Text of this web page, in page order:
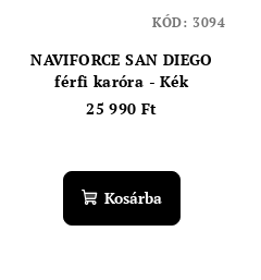
NAVIFORCE SAN DIEGO
férfi karóra - Kék
25 990 Ft
Kosárba
KÓD: 3094